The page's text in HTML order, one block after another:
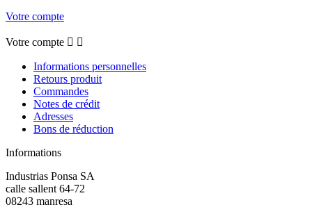
Votre compte
Votre compte  
Informations personnelles
Retours produit
Commandes
Notes de crédit
Adresses
Bons de réduction
Informations
Industrias Ponsa SA
calle sallent 64-72
08243 manresa